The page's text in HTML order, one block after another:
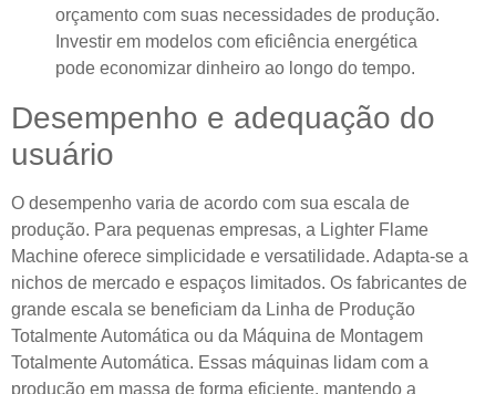
orçamento com suas necessidades de produção.
Investir em modelos com eficiência energética
pode economizar dinheiro ao longo do tempo.
Desempenho e adequação do
usuário
O desempenho varia de acordo com sua escala de
produção. Para pequenas empresas, a Lighter Flame
Machine oferece simplicidade e versatilidade. Adapta-se a
nichos de mercado e espaços limitados. Os fabricantes de
grande escala se beneficiam da Linha de Produção
Totalmente Automática ou da Máquina de Montagem
Totalmente Automática. Essas máquinas lidam com a
produção em massa de forma eficiente, mantendo a